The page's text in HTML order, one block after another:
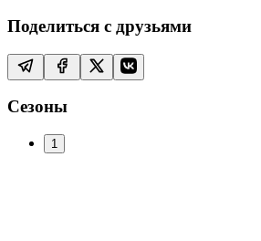
Поделиться с друзьями
Сезоны
1